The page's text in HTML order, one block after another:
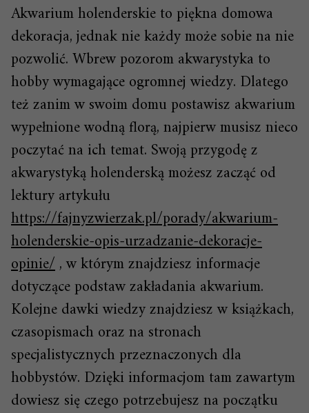
Akwarium holenderskie to piękna domowa
dekoracja, jednak nie każdy może sobie na nie
pozwolić. Wbrew pozorom akwarystyka to
hobby wymagające ogromnej wiedzy. Dlatego
też zanim w swoim domu postawisz akwarium
wypełnione wodną florą, najpierw musisz nieco
poczytać na ich temat. Swoją przygodę z
akwarystyką holenderską możesz zacząć od
lektury artykułu
https://fajnyzwierzak.pl/porady/akwarium-
holenderskie-opis-urzadzanie-dekoracje-
opinie/, w którym znajdziesz informacje
dotyczące podstaw zakładania akwarium.
Kolejne dawki wiedzy znajdziesz w książkach,
czasopismach oraz na stronach
specjalistycznych przeznaczonych dla
hobbystów. Dzięki informacjom tam zawartym
dowiesz się czego potrzebujesz na początku